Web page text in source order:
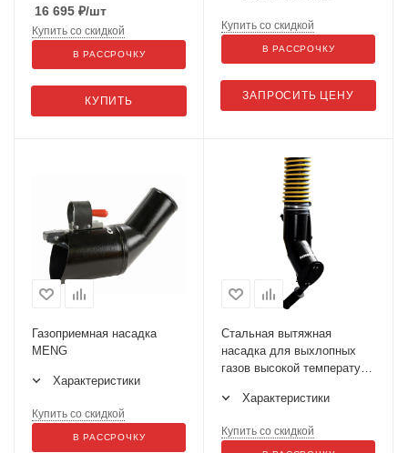
16 695 ₽/шт
КУПИТЬ
Купить со скидкой
В РАССРОЧКУ
ЗАПРОСИТЬ ЦЕНУ
Купить со скидкой
В РАССРОЧКУ
Газоприемная насадка
MENG
Характеристики
Купить со скидкой
В РАССРОЧКУ
Стальная вытяжная
насадка для выхлопных
газов высокой температуры
Характеристики
Купить со скидкой